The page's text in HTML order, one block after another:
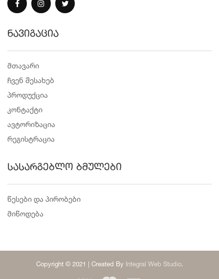
ნავიგაცია
მთავარი
ჩვენ შესახებ
პროდუქცია
კონტაქტი
ავტორიზაცია
რეგისტრაცია
სასარგებლო ბმულები
წესები და პირობები
მიწოდება
Copyright © 2021 | Created By Integral Web Studio.